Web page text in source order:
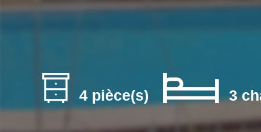
4 pièce(s) 3